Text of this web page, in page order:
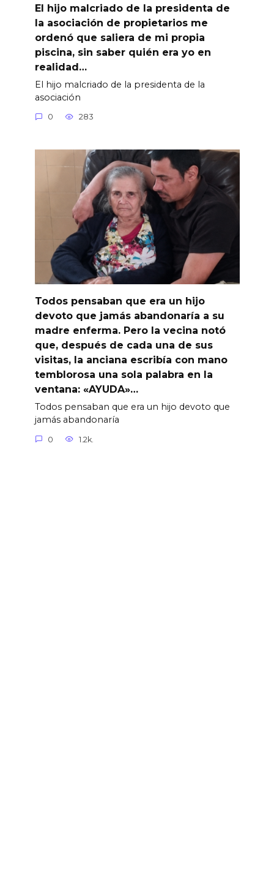
El hijo malcriado de la presidenta de
la asociación de propietarios me
ordenó que saliera de mi propia
piscina, sin saber quién era yo en
realidad…
El hijo malcriado de la presidenta de la
asociación
0 283
Todos pensaban que era un hijo
devoto que jamás abandonaría a su
madre enferma. Pero la vecina notó
que, después de cada una de sus
visitas, la anciana escribía con mano
temblorosa una sola palabra en la
ventana: «AYUDA»…
Todos pensaban que era un hijo devoto que
jamás abandonaría
0 1.2k.